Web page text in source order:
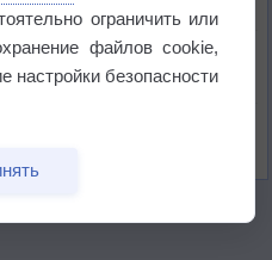
повлияло на ареал обитания
6 августа
ограничить или
файлов cookie,
настройки безопасности